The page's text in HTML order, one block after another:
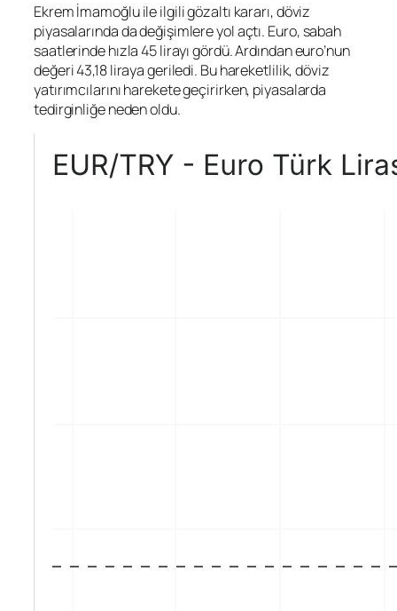
Ekrem İmamoğlu ile ilgili gözaltı kararı, döviz
piyasalarında da değişimlere yol açtı. Euro, sabah
saatlerinde hızla 45 lirayı gördü. Ardından euro’nun
değeri 43,18 liraya geriledi. Bu hareketlilik, döviz
yatırımcılarını harekete geçirirken, piyasalarda
tedirginliğe neden oldu.